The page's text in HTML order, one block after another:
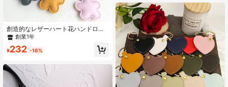
創造的なレザーハート花ハンドロー
プペンダント、繊細なPUペンダン
ー、バッグペンダント、女性への冬
創業1年
¥232 -16%